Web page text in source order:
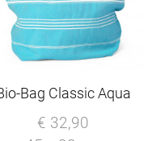
Bag Classic Aqua
€ 32,90